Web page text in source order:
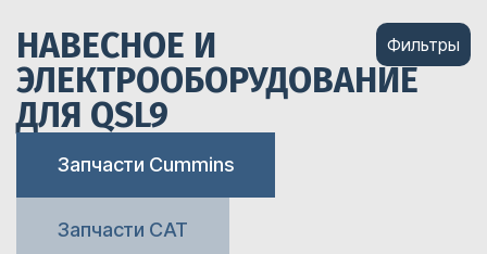
НАВЕСНОЕ И
ЭЛЕКТРООБОРУДОВАНИЕ
ДЛЯ QSL9
Запчасти Cummins
Запчасти CAT
Фильтры